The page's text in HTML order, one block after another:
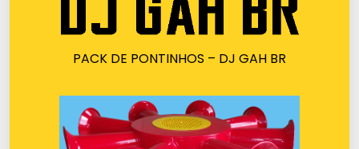
PACK DE PONTINHOS – DJ GAH BR